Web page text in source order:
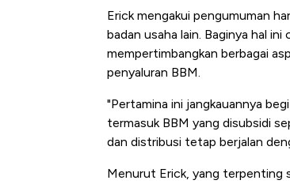
Erick mengakui pengumuman
badan usaha lain. Baginya hal
mempertimbangkan berbagai
penyaluran BBM.
"Pertamina ini jangkauannya
termasuk BBM yang disubsidi
dan distribusi tetap berjalan
Menurut Erick, yang terpenting